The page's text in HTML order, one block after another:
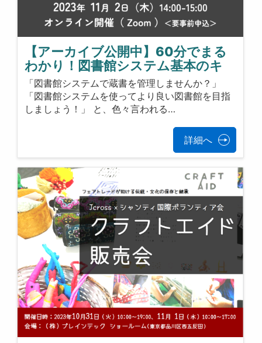
【アーカイブ公開中】60分でまる
わかり！図書館システム基本のキ
「図書館システムで蔵書を管理しませんか？」
「図書館システムを使ってより良い図書館を目指
しましょう！」 と、色々言われる…
詳細へ